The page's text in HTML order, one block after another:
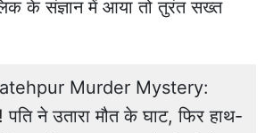
के संज्ञान में आया तो तुरंत सख्त
Murder Mystery:
पति ने उतारा मौत के घाट, फिर हाथ-